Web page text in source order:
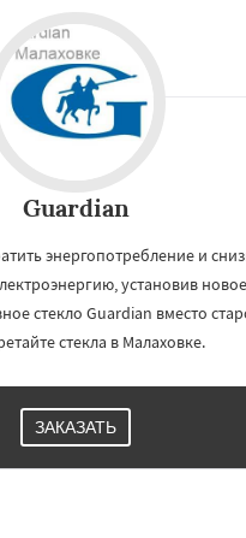
Guardian
энергопотребление и
установив новое
стекло Guardian вместо
стекла в Малаховке.
ЗАКАЗАТЬ